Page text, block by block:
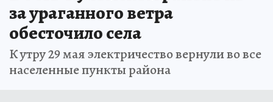
за ураганного ветра
обесточило села
К утру 29 мая электричество вернули во все
населенные пункты района